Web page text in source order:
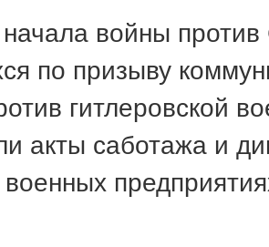
войны
по призыву
гитлеровской
акты саботажа и